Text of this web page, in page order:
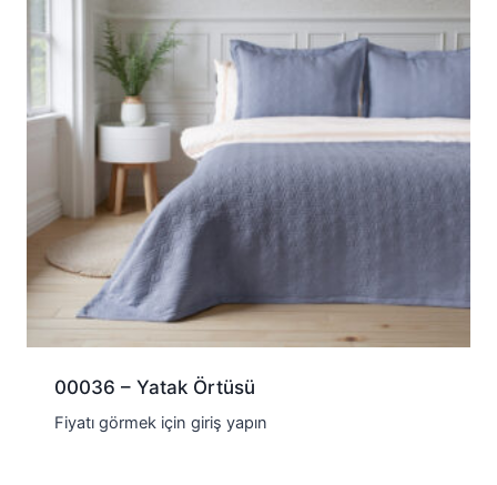
00036 – Yatak Örtüsü
Fiyatı görmek için giriş yapın